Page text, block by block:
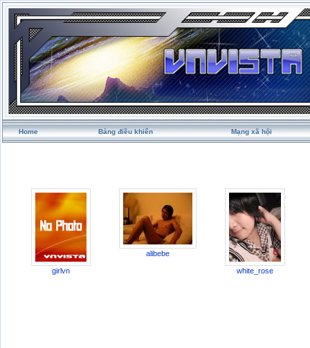
Home Bảng điều khiển Mạng xã hội
girlvn
alibebe
white_rose